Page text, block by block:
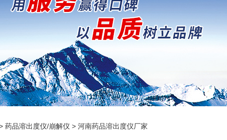
药品溶出度仪/崩解仪 > 河南药品溶出度仪厂家